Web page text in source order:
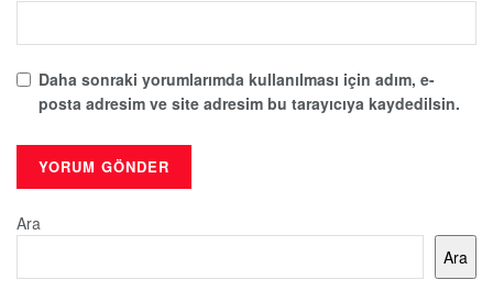
Daha sonraki yorumlarımda kullanılması için adım, e-
posta adresim ve site adresim bu tarayıcıya kaydedilsin.
Ara
Ara